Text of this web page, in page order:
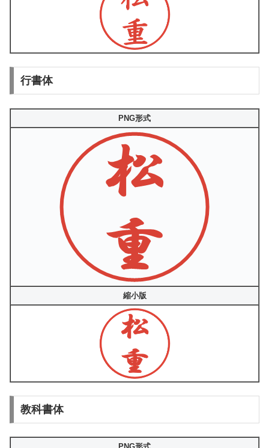
行書体
PNG形式
縮小版
教科書体